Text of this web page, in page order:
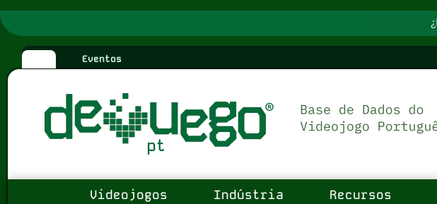
Eventos
Videojogos Indústria Recursos